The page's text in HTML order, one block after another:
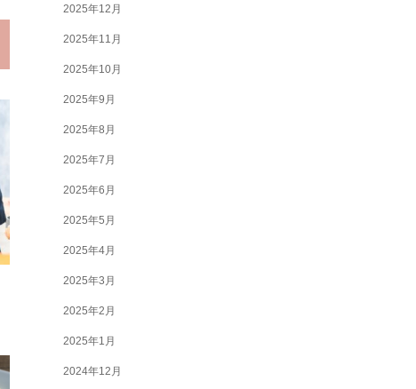
2025年12月
2025年11月
2025年10月
2025年9月
2025年8月
2025年7月
2025年6月
2025年5月
2025年4月
2025年3月
2025年2月
2025年1月
2024年12月